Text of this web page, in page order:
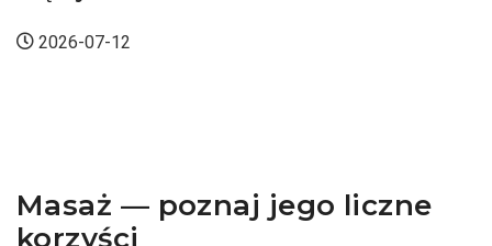
Masaż — poznaj jego liczne
korzyści